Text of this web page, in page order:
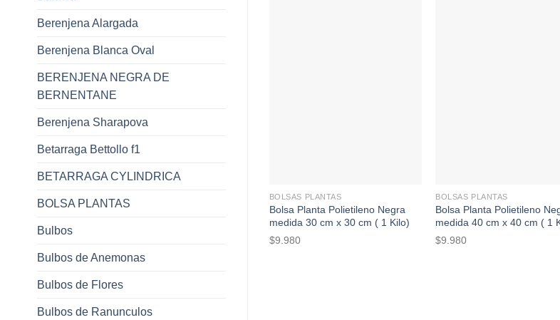
Berenjena Alargada
Berenjena Blanca Oval
BERENJENA NEGRA DE
BERNENTANE
Berenjena Sharapova
Betarraga Bettollo f1
BETARRAGA CYLINDRICA
BOLSA PLANTAS
Bulbos
Bulbos de Anemonas
Bulbos de Flores
Bulbos de Ranunculos
BOLSAS PLANTAS
Bolsa Planta Polietileno Negra
medida 30 cm x 30 cm ( 1 Kilo)
$9.980
BOLSAS PLANTAS
Bolsa Planta Polietileno
medida 40 cm x 40 cm ( 1
$9.980